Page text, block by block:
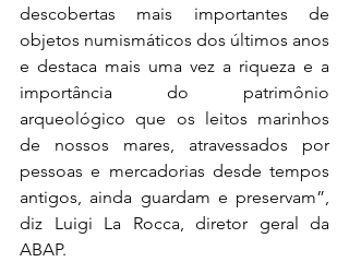
descobertas mais importantes de
objetos numismáticos dos últimos anos
e destaca mais uma vez a riqueza e a
importância do patrimônio
arqueológico que os leitos marinhos
de nossos mares, atravessados por
pessoas e mercadorias desde tempos
antigos, ainda guardam e preservam”,
diz Luigi La Rocca, diretor geral da
ABAP.